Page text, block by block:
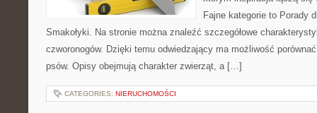
Fajne kategorie to Porady
Smakołyki. Na stronie można znaleźć szczegółowe
czworonogów. Dzięki temu odwiedzający ma możliwość
psów. Opisy obejmują charakter zwierząt, a […]
CATEGORIES: NIERUCHOMOŚCI